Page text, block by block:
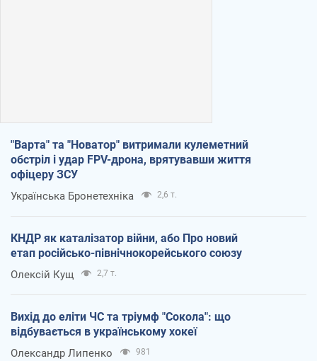
"Варта" та "Новатор" витримали кулеметний
обстріл і удар FPV-дрона, врятувавши життя
офіцеру ЗСУ
Українська Бронетехніка 2,6 т.
КНДР як каталізатор війни, або Про новий
етап російсько-північнокорейського союзу
Олексій Кущ 2,7 т.
Вихід до еліти ЧС та тріумф "Сокола": що
відбувається в українському хокеї
Олександр Липенко 981